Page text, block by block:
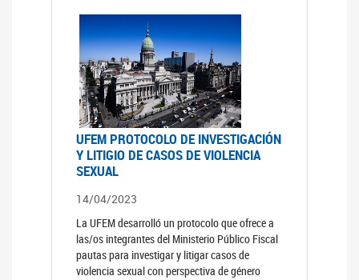
UFEM PROTOCOLO DE INVESTIGACIÓN
Y LITIGIO DE CASOS DE VIOLENCIA
SEXUAL
14/04/2023
La UFEM desarrolló un protocolo que ofrece a
las/os integrantes del Ministerio Público Fiscal
pautas para investigar y litigar casos de
violencia sexual con perspectiva de género